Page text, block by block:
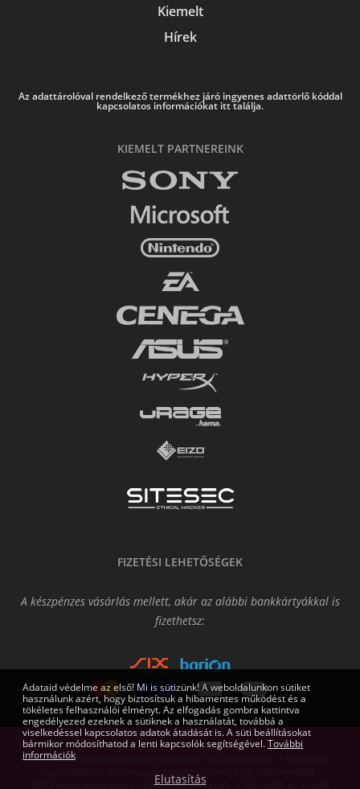
Kiemelt
Hírek
Az adattárolóval rendelkező termékhez járó ingyenes adattörlő kóddal
kapcsolatos információkat itt találja.
KIEMELT PARTNEREINK
FIZETÉSI LEHETŐSÉGEK
A készpénzes vásárlás mellett, akár az alábbi bankkártyákkal is
fizethetsz:
Az oldalon található képek némelyike csak illusztráció. A technikai
specifikációk, a csomagok tartalmi elemei és a szoftvereknél
feltüntetett gépigények tájékoztató jellegűek, a fejlesztők és kiadók
Adataid védelme az első! Mi is sütizünk! A weboldalunkon sütiket
használunk azért, hogy biztosítsuk a hibamentes működést és a
tökéletes felhasználói élményt. Az elfogadás gombra kattintva
engedélyezed ezeknek a sütiknek a használatát, továbbá a
viselkedéssel kapcsolatos adatok átadását is. A süti beállításokat
bármikor módosíthatod a lenti kapcsolók segítségével.További
információk
Elutasítás